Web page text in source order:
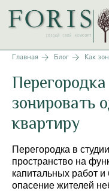
Главная → Блог → Как
зонировать
квартиру
Перегородка в
пространство на
капитальных работ и
опасение жителей